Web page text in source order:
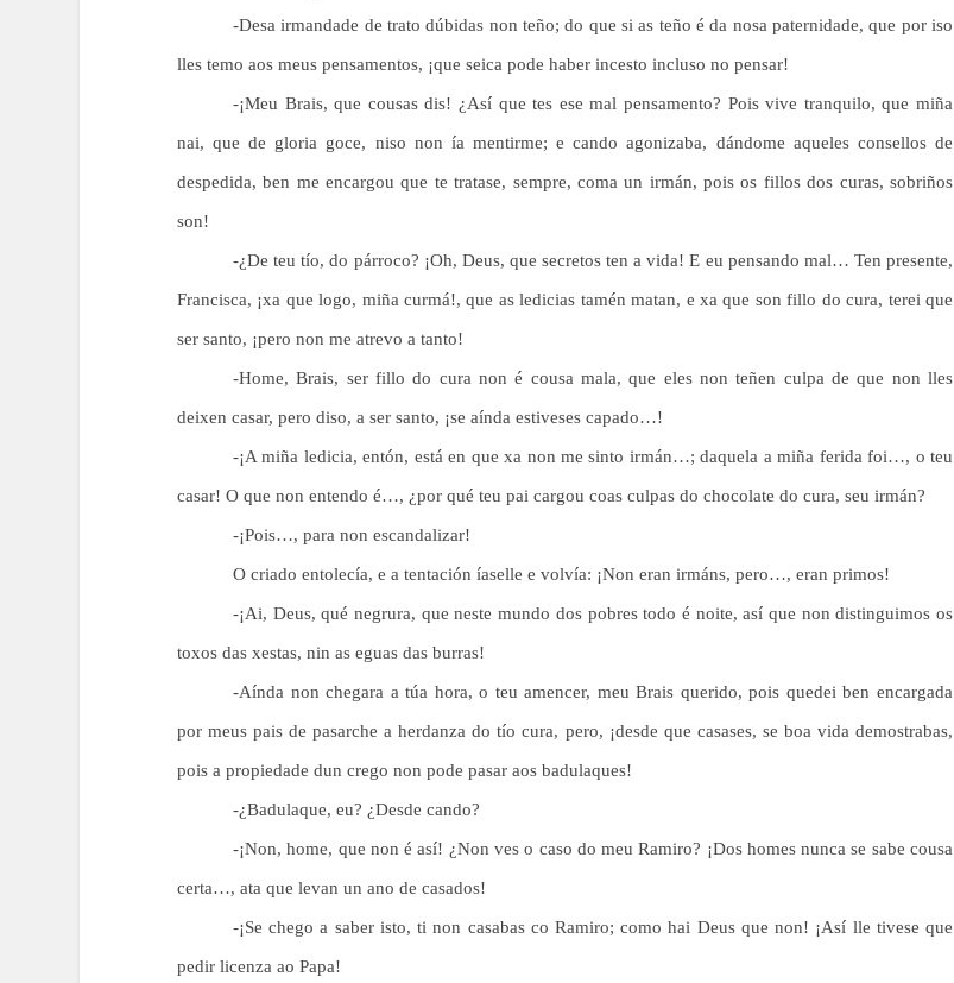
-Desa irmandade de trato dúbidas non teño; do que si as teño é da nosa paternidade, que por iso
lles temo aos meus pensamentos, ¡que seica pode haber incesto incluso no pensar!
-¡Meu Brais, que cousas dis! ¿Así que tes ese mal pensamento? Pois vive tranquilo, que miña
nai, que de gloria goce, niso non ía mentirme; e cando agonizaba, dándome aqueles consellos de
despedida, ben me encargou que te tratase, sempre, coma un irmán, pois os fillos dos curas, sobriños
son!
-¿De teu tío, do párroco? ¡Oh, Deus, que secretos ten a vida! E eu pensando mal… Ten presente,
Francisca, ¡xa que logo, miña curmá!, que as ledicias tamén matan, e xa que son fillo do cura, terei que
ser santo, ¡pero non me atrevo a tanto!
-Home, Brais, ser fillo do cura non é cousa mala, que eles non teñen culpa de que non lles
deixen casar, pero diso, a ser santo, ¡se aínda estiveses capado…!
-¡A miña ledicia, entón, está en que xa non me sinto irmán…; daquela a miña ferida foi…, o teu
casar! O que non entendo é…, ¿por qué teu pai cargou coas culpas do chocolate do cura, seu irmán?
-¡Pois…, para non escandalizar!
O criado entolecía, e a tentación íaselle e volvía: ¡Non eran irmáns, pero…, eran primos!
-¡Ai, Deus, qué negrura, que neste mundo dos pobres todo é noite, así que non distinguimos os
toxos das xestas, nin as eguas das burras!
-Aínda non chegara a túa hora, o teu amencer, meu Brais querido, pois quedei ben encargada
por meus pais de pasarche a herdanza do tío cura, pero, ¡desde que casases, se boa vida demostrabas,
pois a propiedade dun crego non pode pasar aos badulaques!
-¿Badulaque, eu? ¿Desde cando?
-¡Non, home, que non é así! ¿Non ves o caso do meu Ramiro? ¡Dos homes nunca se sabe cousa
certa…, ata que levan un ano de casados!
-¡Se chego a saber isto, ti non casabas co Ramiro; como hai Deus que non! ¡Así lle tivese que
pedir licenza ao Papa!